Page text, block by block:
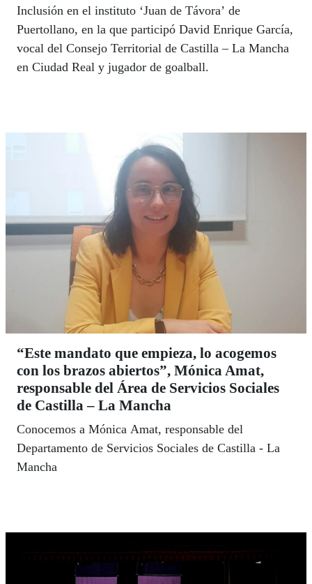
Inclusión en el instituto ‘Juan de Távora’ de
Puertollano, en la que participó David Enrique García,
vocal del Consejo Territorial de Castilla – La Mancha
en Ciudad Real y jugador de goalball.
“Este mandato que empieza, lo acogemos
con los brazos abiertos”, Mónica Amat,
responsable del Área de Servicios Sociales
de Castilla – La Mancha
Conocemos a Mónica Amat, responsable del
Departamento de Servicios Sociales de Castilla - La
Mancha